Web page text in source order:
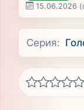
15.06.2026
Серия: